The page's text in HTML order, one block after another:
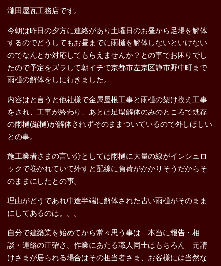
瀧田屋瓦工務店です。
今朝は昨日の夕方に連絡があり土曜日のお昼から足場を解体
するのでどうしてもお昼までに雨樋を解体しないといけない
のでなんとか対応してもらえませんか？との事でお困りでし
たので予定をズラして朝イチで京都市左京区静市野中町まで
雨樋の解体をしに行きました。
内容はと言うと他社様で金属屋根工事と雨樋の架け換え工事
をされ、工事が終わり、あとは足場解体のみのところで既存
の雨樋(縦樋)が解体されずそのままついているので外しほしい
との事。
施工業者さまの言い分としては雨樋に大量の線がインシュロ
ックで巻かれていて外すと配線に負荷がかかりそうだからそ
のままにしたとの事。
理由がどうであれ中途半端に解体された古い雨樋がそのまま
にしてあるのは。。。
自分で建築業を始めてから常々思う事は 本当に報告・相
談・連絡の正確さ。作業にあたる職人同士はもちろん 元請
けさまが居られる場合はその担当者さま、お客様には当然な